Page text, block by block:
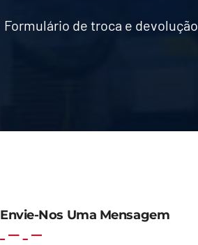
Formulário de troca e devolução
Envie-Nos Uma Mensagem